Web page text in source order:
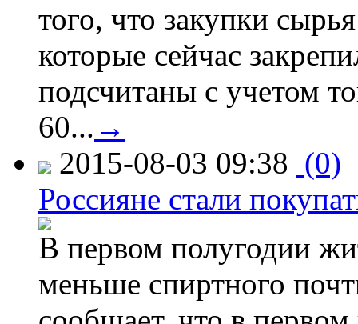
того, что закупки
которые сейчас
подсчитаны с учетом
60... →
2015-08-03 09:38 (0)
Россияне стали
В первом полугодии
меньше спиртного